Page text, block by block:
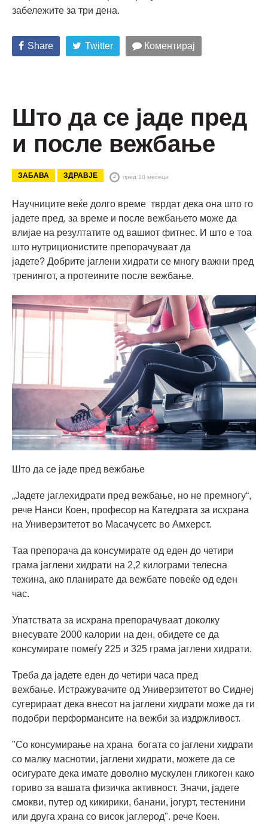
забележите за три дена.
Share Twitter Коментирај
Што да се јаде пред
и после вежбање
ЗАБАВА ЗДРАВЈЕ пред 10 месеци
Научниците веќе долго време тврдат дека она што го
јадете пред, за време и после вежбањето може да
влијае на резултатите од вашиот фитнес. И што е тоа
што нутриционистите препорачуваат да
јадете? Добрите јаглени хидрати се многу важни пред
тренингот, а протеините после вежбање.
Што да се јаде пред вежбање
„Јадете јаглехидрати пред вежбање, но не премногу“,
рече Нанси Коен, професор на Катедрата за исхрана
на Универзитетот во Масачусетс во Амхерст.
Таа препорача да консумирате од еден до четири
грама јаглени хидрати на 2,2 килограми телесна
тежина, ако планирате да вежбате повеќе од еден
час.
Упатствата за исхрана препорачуваат доколку
внесувате 2000 калории на ден, обидете се да
консумирате помеѓу 225 и 325 грама јаглени хидрати.
Треба да јадете еден до четири часа пред
вежбање. Истражувачите од Универзитетот во Сиднеј
сугерираат дека внесот на јаглени хидрати може да ги
подобри перформансите на вежби за издржливост.
"Со консумирање на храна богата со јаглени хидрати
со малку маснотии, јаглени хидрати, можете да се
осигурате дека имате доволно мускулен гликоген како
гориво за вашата физичка активност. Значи, јадете
смокви, путер од кикирики, банани, јогурт, тестенини
или друга храна со висок јаглерод". рече Коен.